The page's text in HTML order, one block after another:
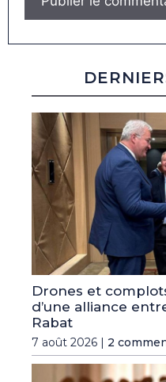
Drones et
d’une alliance
Rabat
7 août 2026 | 2